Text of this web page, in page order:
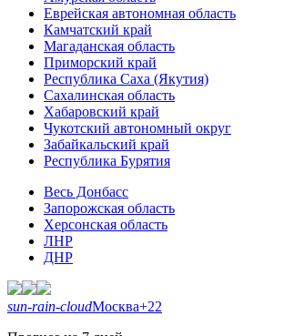
Еврейская автономная область
Камчатский край
Магаданская область
Приморский край
Республика Саха (Якутия)
Сахалинская область
Хабаровский край
Чукотский автономный округ
Забайкальский край
Республика Бурятия
Весь Донбасс
Запорожская область
Херсонская область
ЛНР
ДНР
sun-rain-cloudМосква+22